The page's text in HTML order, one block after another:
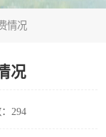
情况
况
294